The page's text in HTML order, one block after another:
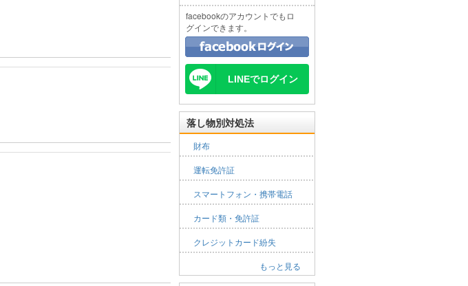
facebookのアカウントでもロ
グインできます。
LINEでログイン
落し物別対処法
財布
運転免許証
スマートフォン・携帯電話
カード類・免許証
クレジットカード紛失
もっと見る